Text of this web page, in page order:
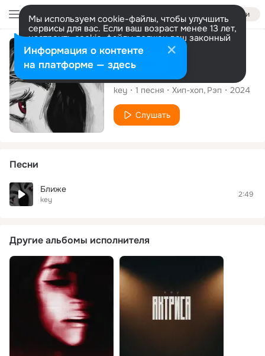
Войти
Мы используем cookie-файлы, чтобы улучшить
сервисы для вас. Если ваш возраст менее 13 лет,
настроить cookie-файлы должен ваш законный
представитель. Больше информации
Разрешить все Настроить
Сингл
Ближе
key 1 песня Хип-хоп Рэп 2024
Слушать
Песни
Ближе
key
2:49
Другие альбомы исполнителя
Информация о контенте
на платформе — здесь